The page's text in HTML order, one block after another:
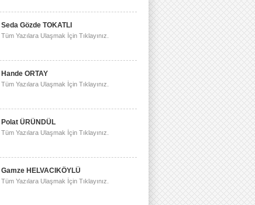
Seda Gözde TOKATLI
Tüm Yazılara Ulaşmak İçin Tıklayınız.
Hande ORTAY
Tüm Yazılara Ulaşmak İçin Tıklayınız.
Polat ÜRÜNDÜL
Tüm Yazılara Ulaşmak İçin Tıklayınız.
Gamze HELVACIKÖYLÜ
Tüm Yazılara Ulaşmak İçin Tıklayınız.